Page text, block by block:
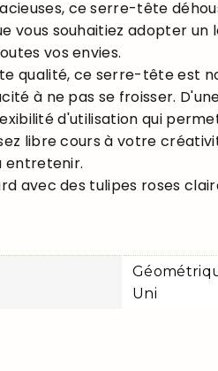
ce serre-tête
vous souhaitiez adopter
vos envies.
qualité, ce serre-tête est
à ne pas se froisser.
d'utilisation qui
libre cours à votre
entretenir.
avec des tulipes roses
Uni